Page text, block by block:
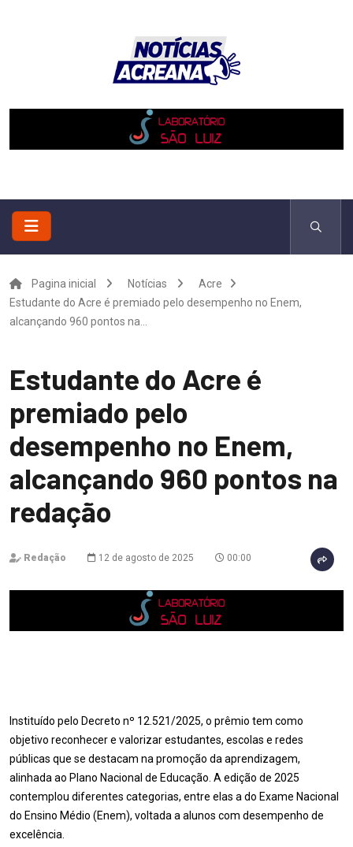
Pagina inicial Notícias
Acre
Estudante do Acre é premiado pelo desempenho no Enem,
alcançando 960 pontos na...
Estudante do Acre é
premiado pelo
desempenho no Enem,
alcançando 960 pontos na
redação
Redação 12 de agosto de 2025 00:00
Instituído pelo Decreto nº 12.521/2025, o prêmio tem como
objetivo reconhecer e valorizar estudantes, escolas e redes
públicas que se destacam na promoção da aprendizagem,
alinhada ao Plano Nacional de Educação. A edição de 2025
contemplou diferentes categorias, entre elas a do Exame Nacional
do Ensino Médio (Enem), voltada a alunos com desempenho de
excelência.